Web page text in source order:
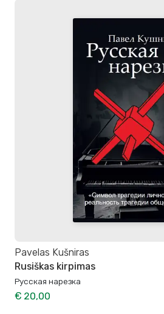
Pavelas Kušniras
Rusiškas kirpimas
Русская нарезка
€ 20,00